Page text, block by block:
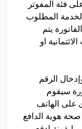
فئة المفوتر
المطلوب
يتم
او
الرقم
سيقوم
على الهاتف
هوية الدافع